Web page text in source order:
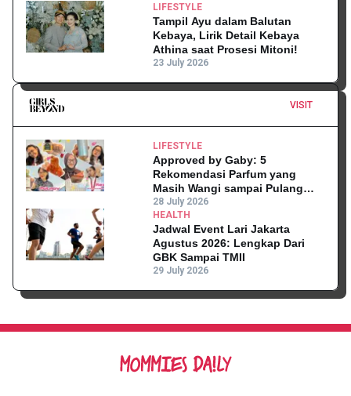
LIFESTYLE
Tampil Ayu dalam Balutan
Kebaya, Lirik Detail Kebaya
Athina saat Prosesi Mitoni!
23 July 2026
VISIT
LIFESTYLE
Approved by Gaby: 5
Rekomendasi Parfum yang
Masih Wangi sampai Pulang
Kantor
28 July 2026
HEALTH
Jadwal Event Lari Jakarta
Agustus 2026: Lengkap Dari
GBK Sampai TMII
29 July 2026